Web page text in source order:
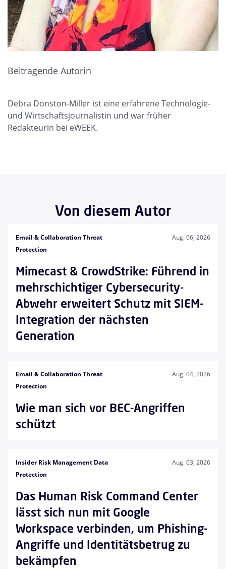
Beitragende Autorin
Debra Donston-Miller ist eine erfahrene Technologie-
und Wirtschaftsjournalistin und war früher
Redakteurin bei eWEEK.
Von diesem Autor
Email & Collaboration Threat
Protection
Aug. 06, 2026
Mimecast & CrowdStrike: Führend in
mehrschichtiger Cybersecurity-
Abwehr erweitert Schutz mit SIEM-
Integration der nächsten
Generation
Email & Collaboration Threat
Protection
Aug. 04, 2026
Wie man sich vor BEC-Angriffen
schützt
Insider Risk Management Data
Protection
Aug. 03, 2026
Das Human Risk Command Center
lässt sich nun mit Google
Workspace verbinden, um Phishing-
Angriffe und Identitätsbetrug zu
bekämpfen